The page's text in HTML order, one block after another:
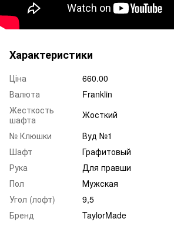
Характеристики
Ціна
660.00
Валюта
Franklin
Жесткость
шафта
Жосткий
№ Клюшки
Вуд №1
Шафт
Графитовый
Рука
Для правши
Пол
Мужская
Угол (лофт)
9,5
Бренд
TaylorMade